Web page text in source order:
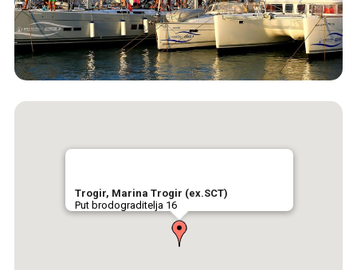
Trogir, Marina Trogir (ex.SCT)
Put brodograditelja 16